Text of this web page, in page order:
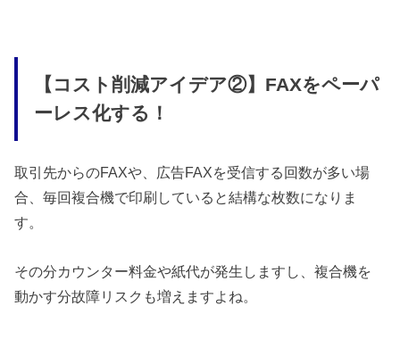
【コスト削減アイデア②】FAXをペーパ
ーレス化する！
取引先からのFAXや、広告FAXを受信する回数が多い場
合、毎回複合機で印刷していると結構な枚数になりま
す。
その分カウンター料金や紙代が発生しますし、複合機を
動かす分故障リスクも増えますよね。